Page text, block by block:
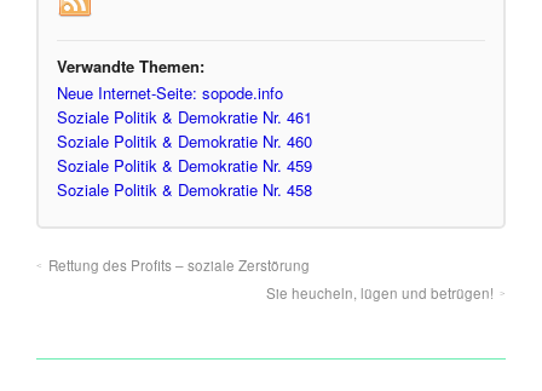
Verwandte Themen:
Neue Internet-Seite: sopode.info
Soziale Politik & Demokratie Nr. 461
Soziale Politik & Demokratie Nr. 460
Soziale Politik & Demokratie Nr. 459
Soziale Politik & Demokratie Nr. 458
Rettung des Profits – soziale Zerstörung
Sie heucheln, lügen und betrügen!